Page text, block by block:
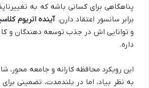
پناهگاهی برای کسانی باشه که به
برابر سانسور اعتقاد دارن.آینده اتریوم
و توانایی اش در جذب توسعه دهندگان و
داره.
این رویکرد محافظه کارانه و جامعه محور،
به نظر بیاد، اما در بلندمدت، تضمینی برای